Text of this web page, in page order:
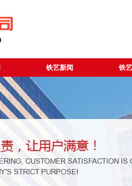
铁艺新闻 铁